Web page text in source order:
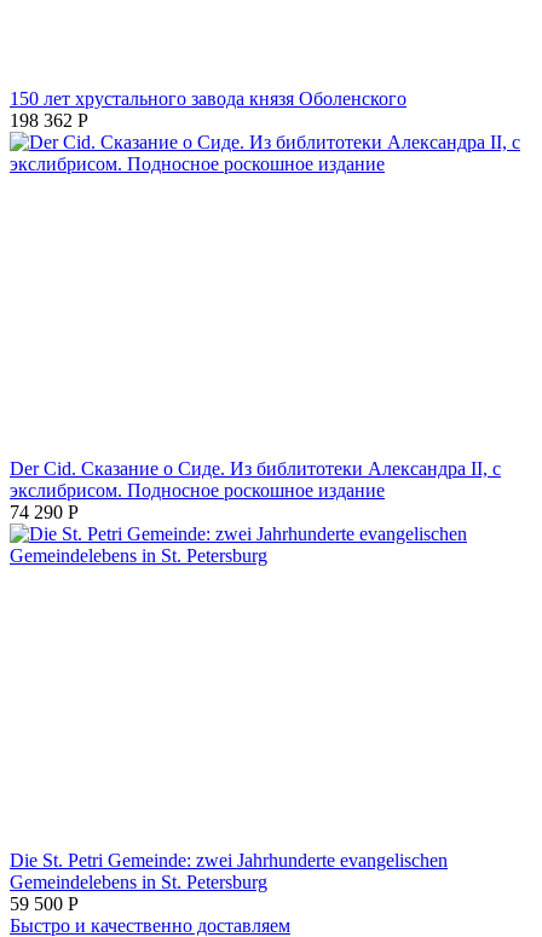
150 лет хрустального завода князя Оболенского
198 362 Р
Der Cid. Сказание о Сиде. Из библитотеки Александра II, с
экслибрисом. Подносное роскошное издание
74 290 Р
Die St. Petri Gemeinde: zwei Jahrhunderte evangelischen
Gemeindelebens in St. Petersburg
59 500 Р
Быстро и качественно доставляем